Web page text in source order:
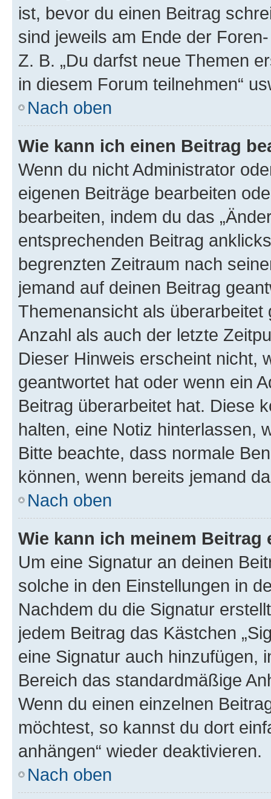
ist, bevor du einen Beitrag
sind jeweils am Ende der
Z. B. „Du darfst neue Themen
in diesem Forum teilnehmen“
Nach oben
Wie kann ich einen Beitrag
Wenn du nicht Administrator
eigenen Beiträge bearbeiten
bearbeiten, indem du das
entsprechenden Beitrag
begrenzten Zeitraum nach
jemand auf deinen Beitrag
Themenansicht als
Anzahl als auch der letzte
Dieser Hinweis erscheint nicht,
geantwortet hat oder wenn ein
Beitrag überarbeitet hat. Diese
halten, eine Notiz hinterlassen,
Bitte beachte, dass normale
können, wenn bereits jemand
Nach oben
Wie kann ich meinem
Um eine Signatur an deinen
solche in den Einstellungen in
Nachdem du die Signatur
jedem Beitrag das Kästchen
eine Signatur auch hinzufügen,
Bereich das standardmäßige
Wenn du einen einzelnen
möchtest, so kannst du dort
anhängen“ wieder deaktivieren.
Nach oben